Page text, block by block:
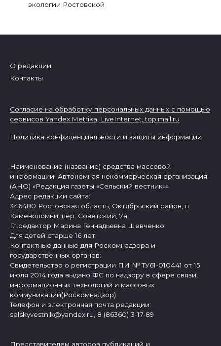
экологии Ростовской
О редакции
Контакты
Согласие на обработку персональных данных с помощью
сервисов Yandex.Metrika, LiveInternet,top.mail.ru
Политика конфиденциальности и защиты информации
Наименование (название) средства массовой
информации: Автономная некоммерческая организация
(АНО) «Редакция газеты «Сельский вестник»»
Адрес редакции сайта:
346480 Ростовская область, Октябрьский район, п.
Каменоломни, пер. Советский, 7а
Гл.редактор Марина Геннадьевна Шевченко
Для детей старше 16 лет.
Контактные данные для Роскомнадзора и
государственных органов:
Свидетельство о регистрации ПИ № ТУ61-010441 от 15
июля 2014 года выдано ФС по надзору в сфере связи,
информационных технологий и массовых
коммуникаций(Роскомнадзор)
Телефон и электронная почта редакции:
selskyvestnik@yandex.ru, 8 (86360) 3-17-89
Представителем авторов публикаций и